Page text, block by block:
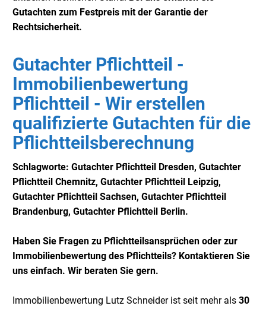
Gutachten zum Festpreis mit der Garantie der
Rechtsicherheit.
Gutachter Pflichtteil -
Immobilienbewertung
Pflichtteil - Wir erstellen
qualifizierte Gutachten für die
Pflichtteilsberechnung
Schlagworte: Gutachter Pflichtteil Dresden, Gutachter
Pflichtteil Chemnitz, Gutachter Pflichtteil Leipzig,
Gutachter Pflichtteil Sachsen, Gutachter Pflichtteil
Brandenburg, Gutachter Pflichtteil Berlin.
Haben Sie Fragen zu Pflichtteilsansprüchen oder zur
Immobilienbewertung des Pflichtteils? Kontaktieren Sie
uns einfach. Wir beraten Sie gern.
Immobilienbewertung Lutz Schneider ist seit mehr als 30